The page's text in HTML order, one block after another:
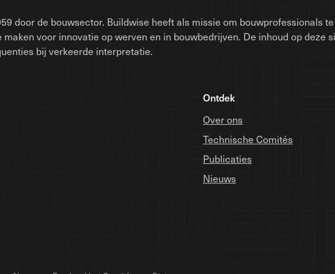
door de bouwsector. Buildwise heeft als missie om bouwprofessionals
voor innovatie op werven en in bouwbedrijven. De inhoud op deze
bij verkeerde interpretatie.
Ontdek
Over ons
Technische Comités
Publicaties
Nieuws